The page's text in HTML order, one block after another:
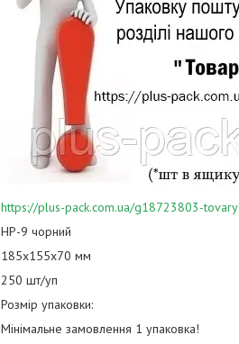
https://plus-pack.com.ua/g18723803-
НР-9 чорний
185х155х70 мм
250 шт/уп
Розмір упаковки:
Мінімальне замовлення 1 упаковка!